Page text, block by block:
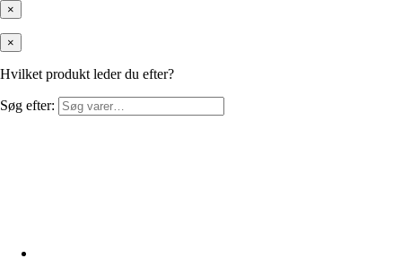
×
×
Hvilket produkt leder du efter?
Søg efter: